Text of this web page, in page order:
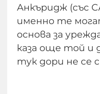
Анкъридж (със
именно те
основа за
каза още той и
тук дори не се